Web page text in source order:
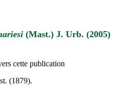
(Mast.) J. Urb. (2005)
cette publication
(1879).